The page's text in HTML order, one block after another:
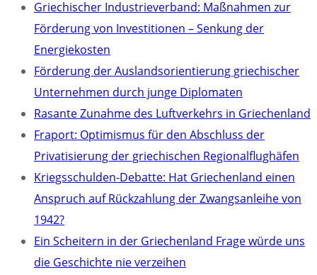
Griechischer Industrieverband: Maßnahmen zur
Förderung von Investitionen – Senkung der
Energiekosten
Förderung der Auslandsorientierung griechischer
Unternehmen durch junge Diplomaten
Rasante Zunahme des Luftverkehrs in Griechenland
Fraport: Optimismus für den Abschluss der
Privatisierung der griechischen Regionalflughäfen
Kriegsschulden-Debatte: Hat Griechenland einen
Anspruch auf Rückzahlung der Zwangsanleihe von
1942?
Ein Scheitern in der Griechenland Frage würde uns
die Geschichte nie verzeihen